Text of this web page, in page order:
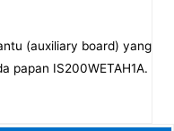
(auxiliary board) yang
papan IS200WETAH1A.